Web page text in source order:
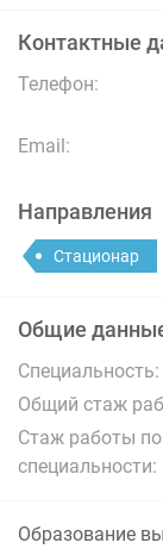
Контактные
Телефон:
Email:
Направления
Стационар
Общие
Специальность:
Общий стаж
Стаж работы по
специальности:
Образование